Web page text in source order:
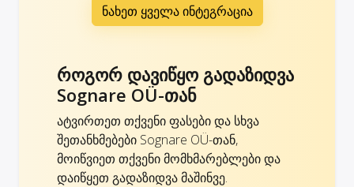
ნახეთ ყველა ინტეგრაცია
როგორ დავიწყო გადაზიდვა
Sognare OÜ-თან
ატვირთეთ თქვენი ფასები და სხვა
შეთანხმებები Sognare OÜ-თან,
მოიწვიეთ თქვენი მომხმარებლები და
დაიწყეთ გადაზიდვა მაშინვე.